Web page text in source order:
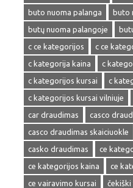
buto nuoma palanga
buto
butų nuoma palangoje
c ce kategorijos
c ce
c kategorija kaina
c
c kategorijos kursai
c
c kategorijos kursai vilniuje
car draudimas
casco
casco draudimas skaiciuokle
casko draudimas
ce
ce kategorijos kaina
ce
ce vairavimo kursai